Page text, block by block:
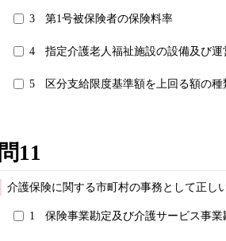
3 第1号被保険者の保険料率
4 指定介護老人福祉施設の設備及び
5 区分支給限度基準額を上回る額の
問11
介護保険に関する市町村の事務として正し
1 保険事業勘定及び介護サービス事業